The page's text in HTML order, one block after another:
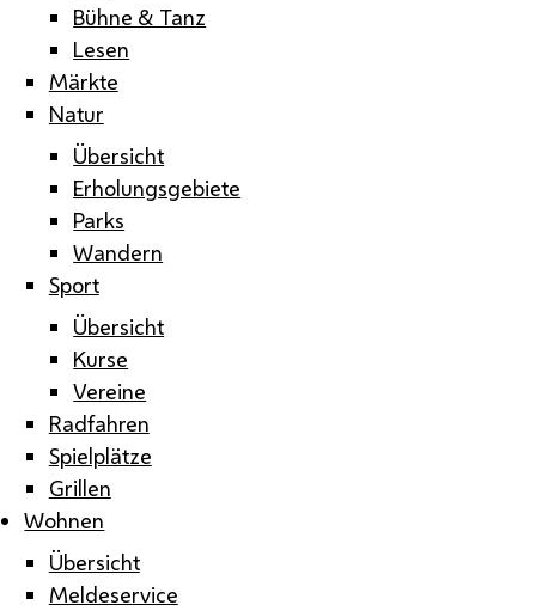
Bühne & Tanz
Lesen
Märkte
Natur
Übersicht
Erholungsgebiete
Parks
Wandern
Sport
Übersicht
Kurse
Vereine
Radfahren
Spielplätze
Grillen
Wohnen
Übersicht
Meldeservice